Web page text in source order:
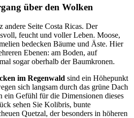
über den Wolken
andere Seite Costa Ricas. Der
feucht und voller Leben. Moose,
bedecken Bäume und Äste. Hier
Ebenen: am Boden, auf
sogar oberhalb der Baumkronen.
im Regenwald sind ein Höhepunkt
sich langsam durch das grüne Dach
ein Gefühl für die Dimensionen dieses
sehen Sie Kolibris, bunte
Quetzal, der besonders in höheren